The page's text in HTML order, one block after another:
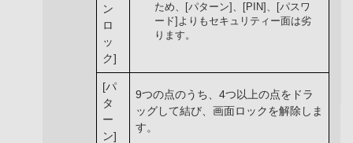
ン
ロ
ッ
ク]
ため、[パターン]、[PIN]、[パスワ
ード]よりもセキュリティー面は劣
ります。
[パ
タ
ー
ン]
9つの点のうち、4つ以上の点をドラ
ッグして結び、画面ロックを解除しま
す。